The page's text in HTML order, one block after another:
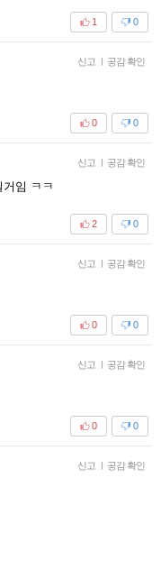
0
1
신고 | 공감 확인
0
0
신고 | 공감 확인
임 ㅋㅋ
0
2
신고 | 공감 확인
0
0
신고 | 공감 확인
0
0
신고 | 공감 확인